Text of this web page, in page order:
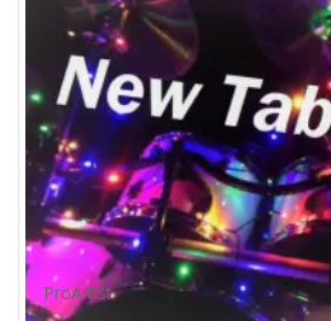
ProArtist